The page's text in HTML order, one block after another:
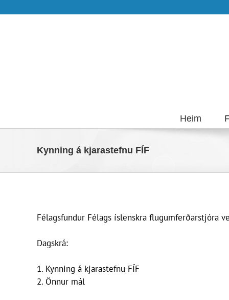
Heim
Kynning á kjarastefnu FÍF
Félagsfundur Félags íslenskra flugumferðarstjóra
Dagskrá:
1. Kynning á kjarastefnu FÍF
2. Önnur mál